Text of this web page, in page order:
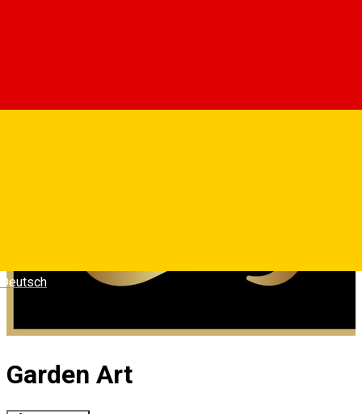
Deutsch
Garden Art